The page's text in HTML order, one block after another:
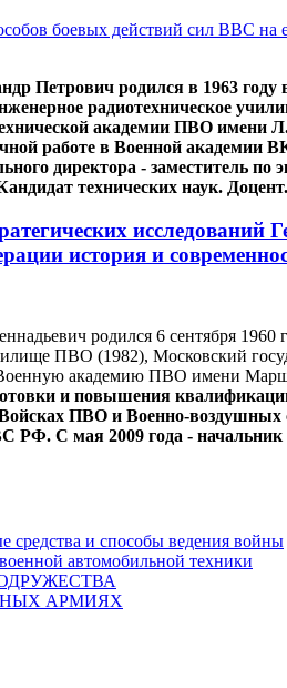
Петрович родился в 1963 году
радиотехническое
академии ПВО имени
работе в Военной академии
директора -
технических наук.
история и
родился 6 сентября 1960
ПВО (1982), Московский
академию ПВО имени
и повышения
ПВО и Военно-воздушных
РФ. С мая 2009 года - начальник
средства и способы ведения войны
автомобильной техники
АРМИЯХ